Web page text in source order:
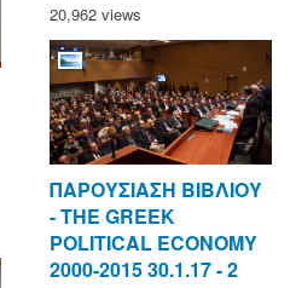
20,962 views
ΠΑΡΟΥΣΙΑΣΗ ΒΙΒΛΙΟΥ
- ΤΗΕ GREEK
POLITICAL ECONOMY
2000-2015 30.1.17 - 2